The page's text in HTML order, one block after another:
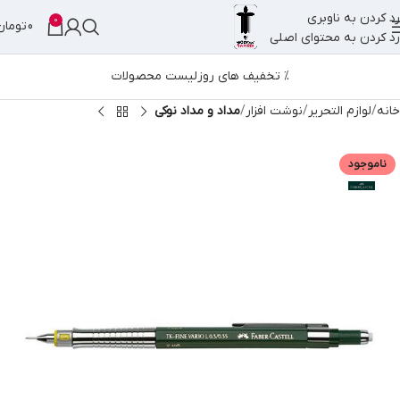
رد کردن به ناوبری
رد کردن به محتوای اصلی
0
0
% تخفیف های روزلیست محصولات
خانه لوازم التحریر نوشت افزار مداد و مداد نوکی
ناموجود